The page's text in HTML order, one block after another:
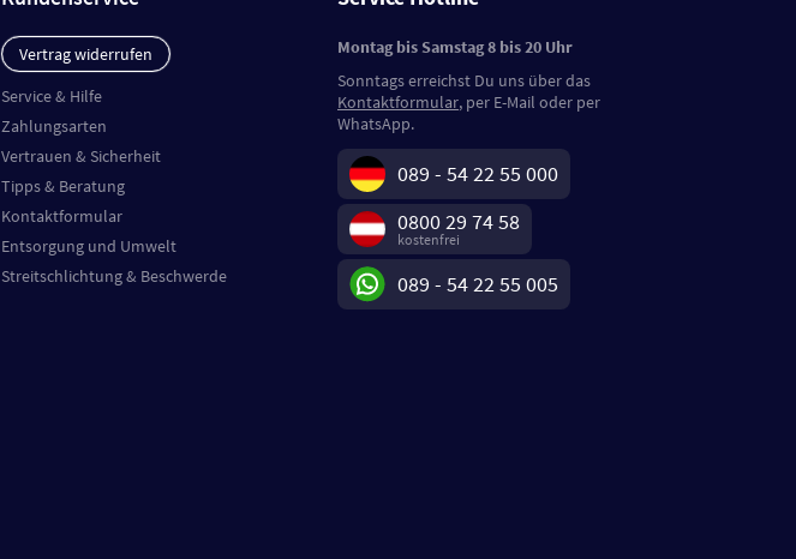
Vertrag widerrufen
Service & Hilfe
Zahlungsarten
Vertrauen & Sicherheit
Tipps & Beratung
Kontaktformular
Entsorgung und Umwelt
Streitschlichtung & Beschwerde
Montag bis Samstag 8 bis 20 Uhr
Sonntags erreichst Du uns über das
Kontaktformular, per E-Mail oder per
WhatsApp.
089 - 54 22 55 000
0800 29 74 58
kostenfrei
089 - 54 22 55 005